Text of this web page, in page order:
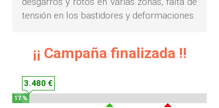
tensión en los bastidores y deformaciones.
¡¡ Campaña finalizada !!
3.480 €
17 %